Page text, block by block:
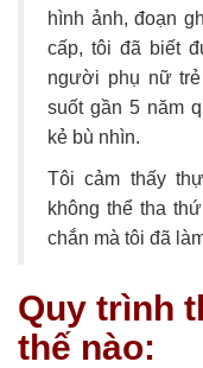
hình ảnh, đoạn
cấp, tôi đã biết
người phụ nữ
suốt gần 5 năm
kẻ bù nhìn.
Tôi cảm thấy
không thể tha
chắn mà tôi đã
Quy trình
thế nào: